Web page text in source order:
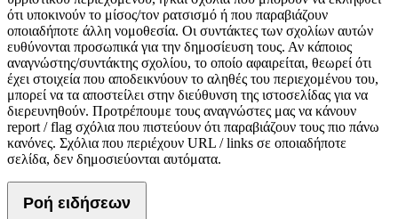
ότι υποκινούν το μίσος/τον ρατσισμό ή που παραβιάζουν
οποιαδήποτε άλλη νομοθεσία. Οι συντάκτες των σχολίων αυτών
ευθύνονται προσωπικά για την δημοσίευση τους. Αν κάποιος
αναγνώστης/συντάκτης σχολίου, το οποίο αφαιρείται, θεωρεί ότι
έχει στοιχεία που αποδεικνύουν το αληθές του περιεχομένου του,
μπορεί να τα αποστείλει στην διεύθυνση της ιστοσελίδας για να
διερευνηθούν. Προτρέπουμε τους αναγνώστες μας να κάνουν
report / flag σχόλια που πιστεύουν ότι παραβιάζουν τους πιο πάνω
κανόνες. Σχόλια που περιέχουν URL / links σε οποιαδήποτε
σελίδα, δεν δημοσιεύονται αυτόματα.
Ροή ειδήσεων